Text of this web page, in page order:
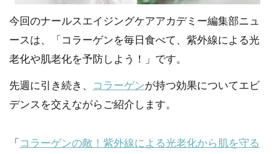
今回のナールスエイジングケアアカデミー編集部ニュ
ースは、「コラーゲンを毎日食べて、紫外線による光
老化や肌老化を予防しよう！」です。
先週に引き続き、 コラーゲンが持つ効果についてエビ
デンスを交えながらご紹介します。
「 コラーゲンの敵！紫外線による光老化から肌を守る